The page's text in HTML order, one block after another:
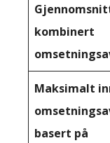
kombinert
Maksimalt
basert på